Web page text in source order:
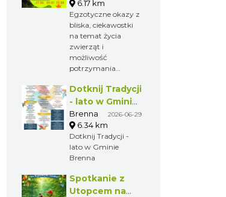
Kino Plenerowe na
Hali Skrzyczeńskiej
Warsztaty
edukacyjne dla
dzieci - owady i
Szczyrk 2026-08-22
Egzotyczne okazy z
bliska, ciekawostki
na temat życia
zwierząt i
możliwość
potrzymania
stworzonka sprawi,
niezwykłe przeżycie
dla każdego dziecka,
- lato w Gminie
Brenna
Brenna 2026-06-29